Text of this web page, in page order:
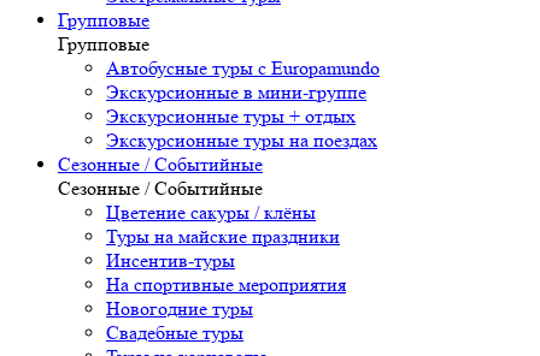
Групповые
Групповые
Автобусные туры с Europamundo
Экскурсионные в мини-группе
Экскурсионные туры + отдых
Экскурсионные туры на поездах
Сезонные / Событийные
Сезонные / Событийные
Цветение сакуры / клёны
Туры на майские праздники
Инсентив-туры
На спортивные мероприятия
Новогодние туры
Свадебные туры